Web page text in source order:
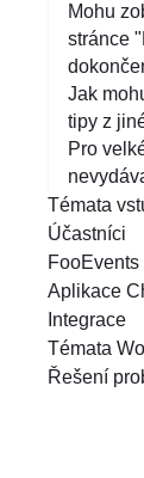
Mohu
stránce
Jak
tipy z
Pro
Témata
Účastníci
FooEvents
Aplikace
Integrace
Témata
Řešení